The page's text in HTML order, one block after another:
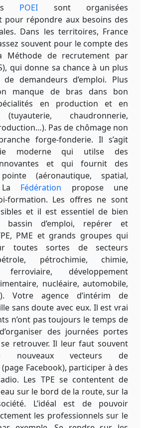
POEI sont organisées
pour répondre aux besoins des
Dans les territoires, France
souvent pour le compte des
Méthode de recrutement par
qui donne sa chance à un plus
demandeurs d’emploi. Plus
manque de bras dans bon
en production et en
(tuyauterie, chaudronnerie,
Pas de chômage non
forge-fonderie. Il s’agit
moderne qui utilse des
et qui fournit des
(aéronautique, spatial,
La Fédération propose une
formation. Les offres ne sont
et il est essentiel de bien
bassin d’emploi, repérer et
PME et grands groupes qui
toutes sortes de secteurs
pétrochimie, chimie,
ferroviaire, développement
nucléaire, automobile,
Votre agence d’intérim de
sans doute avec eux. Il est vrai
n’ont pas toujours le temps de
des journées portes
retrouver. Il leur faut souvent
nouveaux vecteurs de
Facebook), participer à des
Les TPE se contentent de
sur le bord de la route, sur la
L’idéal est de pouvoir
les professionnels sur le